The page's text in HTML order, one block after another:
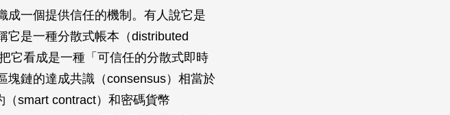
成一個提供信任的機制。有人說它是
它是一種分散式帳本（distributed
它看成是一種「可信任的分散式即時
塊鏈的達成共識（consensus）相當於
smart contract）和密碼貨幣